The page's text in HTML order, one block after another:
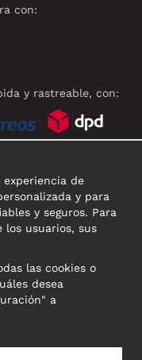
con:
y rastreable, con:
OÜ
Tallinn
experiencia de
y para
y seguros. Para
los usuarios, sus
las cookies o
desea
a